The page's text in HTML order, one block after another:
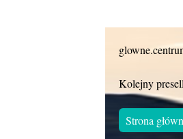
Kolejny
Strona